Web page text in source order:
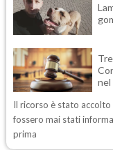
nel
Il ricorso è stato accolto
fossero mai stati
prima